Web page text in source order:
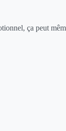
ça peut